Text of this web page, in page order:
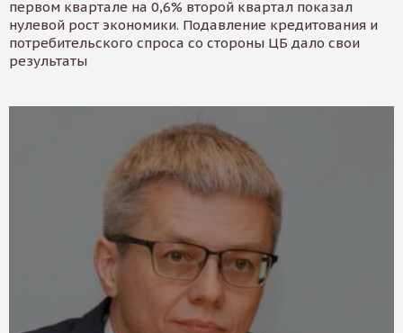
первом квартале на 0,6% второй квартал показал
нулевой рост экономики. Подавление кредитования и
потребительского спроса со стороны ЦБ дало свои
результаты